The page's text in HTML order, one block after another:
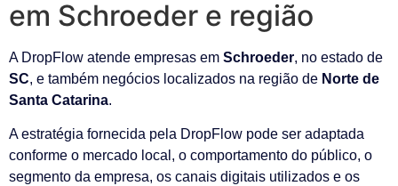
em Schroeder e região
A DropFlow atende empresas em Schroeder, no estado de
SC, e também negócios localizados na região de Norte de
Santa Catarina.
A estratégia fornecida pela DropFlow pode ser adaptada
conforme o mercado local, o comportamento do público, o
segmento da empresa, os canais digitais utilizados e os